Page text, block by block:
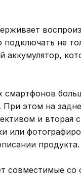
не
аккумулятор,
смартфонов
При этом на
и вторая
или
продукта.
совместимые